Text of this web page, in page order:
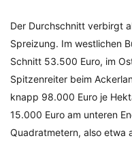
Der Durchschnitt verbirgt
Spreizung. Im westlichen
Schnitt 53.500 Euro, im
Spitzenreiter beim
knapp 98.000 Euro je
15.000 Euro am unteren
Quadratmetern, also etwa